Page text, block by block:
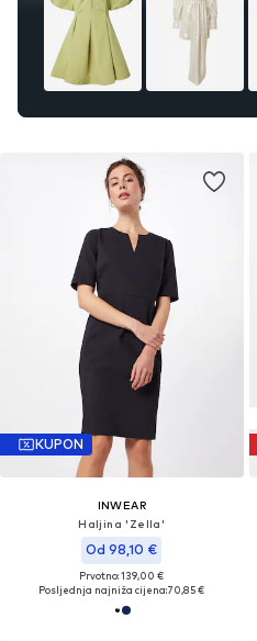
KUPON
INWEAR
Haljina 'Zella'
Od 98,10 €
Prvotno: 139,00 €
Posljednja najniža cijena:70,85 €